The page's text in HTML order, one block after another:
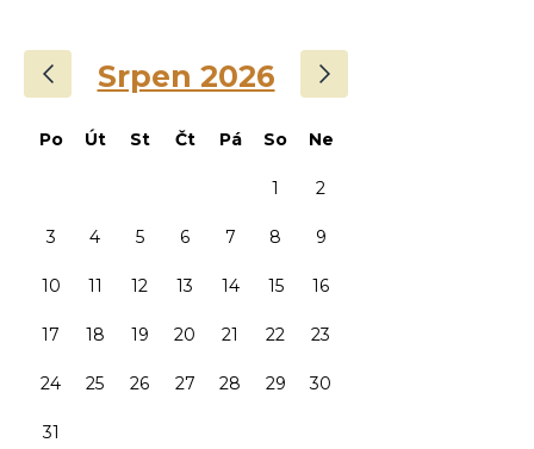
Srpen 2026 ›
Po Út St Čt Pá So Ne
1 2
3 4 5 6 7 8 9
10 11 12 13 14 15 16
17 18 19 20 21 22 23
24 25 26 27 28 29 30
31